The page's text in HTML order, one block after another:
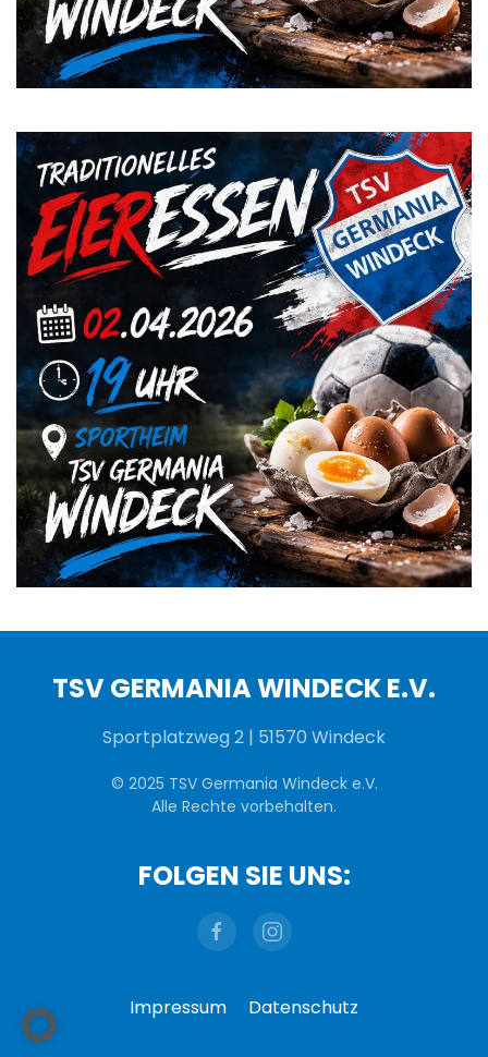
TSV GERMANIA WINDECK E.V.
Sportplatzweg 2 | 51570 Windeck
© 2025 TSV Germania Windeck e.V.
Alle Rechte vorbehalten.
FOLGEN SIE UNS:
Impressum Datenschutz